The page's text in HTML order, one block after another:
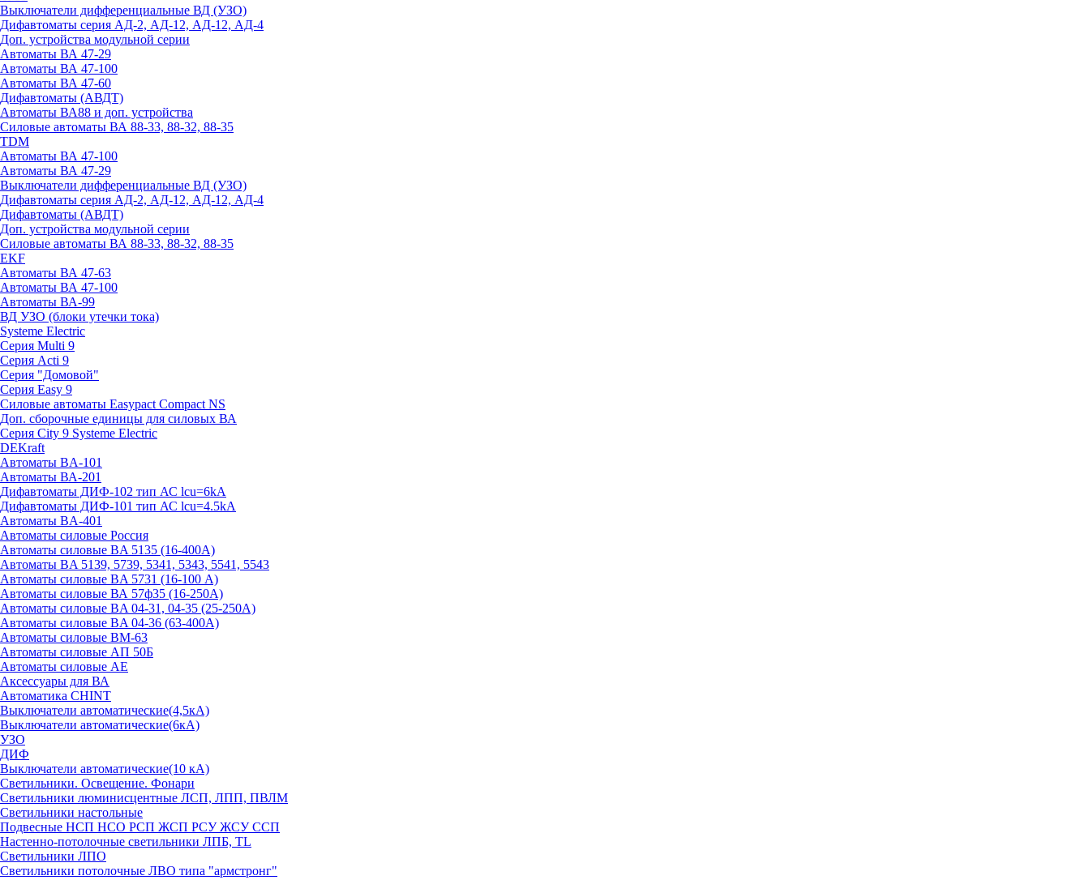
Выключатели дифференциальные ВД (УЗО)
Дифавтоматы серия АД-2, АД-12, АД-12, АД-4
Доп. устройства модульной серии
Автоматы ВА 47-29
Автоматы ВА 47-100
Автоматы ВА 47-60
Дифавтоматы (АВДТ)
Автоматы ВА88 и доп. устройства
Силовые автоматы ВА 88-33, 88-32, 88-35
TDM
Автоматы ВА 47-100
Автоматы ВА 47-29
Выключатели дифференциальные ВД (УЗО)
Дифавтоматы серия АД-2, АД-12, АД-12, АД-4
Дифавтоматы (АВДТ)
Доп. устройства модульной серии
Силовые автоматы ВА 88-33, 88-32, 88-35
EKF
Автоматы ВА 47-63
Автоматы ВА 47-100
Автоматы ВА-99
ВД УЗО (блоки утечки тока)
Systeme Electric
Серия Multi 9
Серия Acti 9
Серия "Домовой"
Серия Easy 9
Силовые автоматы Easypact Compact NS
Доп. сборочные единицы для силовых ВА
Серия City 9 Systeme Electric
DEKraft
Автоматы BA-101
Автоматы ВА-201
Дифавтоматы ДИФ-102 тип АС lcu=6kA
Дифавтоматы ДИФ-101 тип АС lcu=4.5kA
Автоматы BA-401
Автоматы силовые Россия
Автоматы силовые BA 5135 (16-400А)
Автоматы BA 5139, 5739, 5341, 5343, 5541, 5543
Автоматы силовые BA 5731 (16-100 А)
Автоматы силовые ВА 57ф35 (16-250А)
Автоматы силовые BA 04-31, 04-35 (25-250А)
Автоматы силовые BA 04-36 (63-400А)
Автоматы силовые ВМ-63
Автоматы силовые АП 50Б
Автоматы силовые АЕ
Аксессуары для ВА
Автоматика CHINT
Выключатели автоматические(4,5кА)
Выключатели автоматические(6кА)
УЗО
ДИФ
Выключатели автоматические(10 кА)
Светильники. Освещение. Фонари
Светильники люминисцентные ЛСП, ЛПП, ПВЛМ
Светильники настольные
Подвесные НСП НСО РСП ЖСП РСУ ЖСУ ССП
Настенно-потолочные светильники ЛПБ, TL
Светильники ЛПО
Светильники потолочные ЛВО типа "армстронг"